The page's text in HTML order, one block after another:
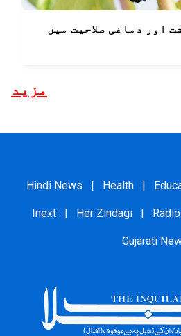
اور دماغی صلاحیت میں
مزید
Hindi News | Health |
Inext | Her Zindagi |
Gujarati